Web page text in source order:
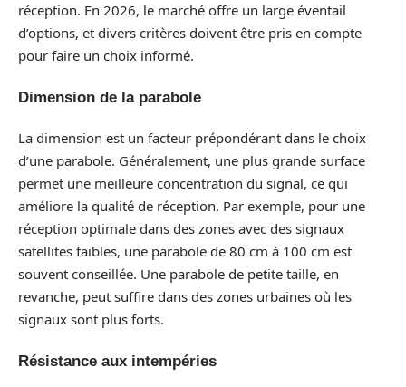
réception. En 2026, le marché offre un large éventail
d’options, et divers critères doivent être pris en compte
pour faire un choix informé.
Dimension de la parabole
La dimension est un facteur prépondérant dans le choix
d’une parabole. Généralement, une plus grande surface
permet une meilleure concentration du signal, ce qui
améliore la qualité de réception. Par exemple, pour une
réception optimale dans des zones avec des signaux
satellites faibles, une parabole de 80 cm à 100 cm est
souvent conseillée. Une parabole de petite taille, en
revanche, peut suffire dans des zones urbaines où les
signaux sont plus forts.
Résistance aux intempéries